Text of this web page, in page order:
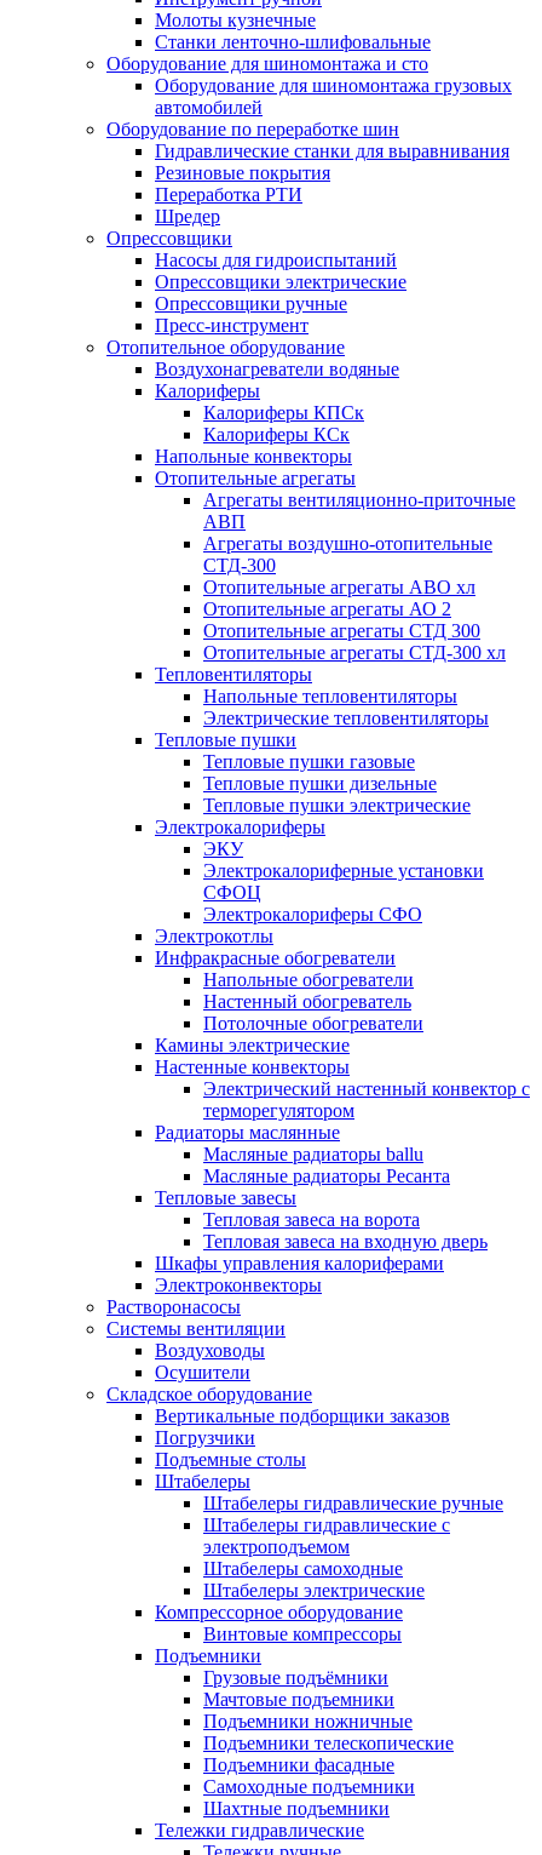
Молоты кузнечные
Станки ленточно-шлифовальные
Оборудование для шиномонтажа и сто
Оборудование для шиномонтажа грузовых
автомобилей
Оборудование по переработке шин
Гидравлические станки для выравнивания
Резиновые покрытия
Переработка РТИ
Шредер
Опрессовщики
Насосы для гидроиспытаний
Опрессовщики электрические
Опрессовщики ручные
Пресс-инструмент
Отопительное оборудование
Воздухонагреватели водяные
Калориферы
Калориферы КПСк
Калориферы КСк
Напольные конвекторы
Отопительные агрегаты
Агрегаты вентиляционно-приточные
АВП
Агрегаты воздушно-отопительные
СТД-300
Отопительные агрегаты АВО хл
Отопительные агрегаты АО 2
Отопительные агрегаты СТД 300
Отопительные агрегаты СТД-300 хл
Тепловентиляторы
Напольные тепловентиляторы
Электрические тепловентиляторы
Тепловые пушки
Тепловые пушки газовые
Тепловые пушки дизельные
Тепловые пушки электрические
Электрокалориферы
ЭКУ
Электрокалориферные установки
СФОЦ
Электрокалориферы СФО
Электрокотлы
Инфракрасные обогреватели
Напольные обогреватели
Настенный обогреватель
Потолочные обогреватели
Камины электрические
Настенные конвекторы
Электрический настенный конвектор с
терморегулятором
Радиаторы маслянные
Масляные радиаторы ballu
Масляные радиаторы Ресанта
Тепловые завесы
Тепловая завеса на ворота
Тепловая завеса на входную дверь
Шкафы управления калориферами
Электроконвекторы
Растворонасосы
Системы вентиляции
Воздуховоды
Осушители
Складское оборудование
Вертикальные подборщики заказов
Погрузчики
Подъемные столы
Штабелеры
Штабелеры гидравлические ручные
Штабелеры гидравлические с
электроподъемом
Штабелеры самоходные
Штабелеры электрические
Компрессорное оборудование
Винтовые компрессоры
Подъемники
Грузовые подъёмники
Мачтовые подъемники
Подъемники ножничные
Подъемники телескопические
Подъемники фасадные
Самоходные подъемники
Шахтные подъемники
Тележки гидравлические